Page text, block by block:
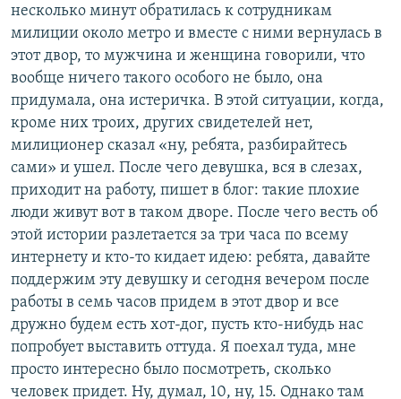
несколько минут обратилась к сотрудникам
милиции около метро и вместе с ними вернулась в
этот двор, то мужчина и женщина говорили, что
вообще ничего такого особого не было, она
придумала, она истеричка. В этой ситуации, когда,
кроме них троих, других свидетелей нет,
милиционер сказал «ну, ребята, разбирайтесь
сами» и ушел. После чего девушка, вся в слезах,
приходит на работу, пишет в блог: такие плохие
люди живут вот в таком дворе. После чего весть об
этой истории разлетается за три часа по всему
интернету и кто-то кидает идею: ребята, давайте
поддержим эту девушку и сегодня вечером после
работы в семь часов придем в этот двор и все
дружно будем есть хот-дог, пусть кто-нибудь нас
попробует выставить оттуда. Я поехал туда, мне
просто интересно было посмотреть, сколько
человек придет. Ну, думал, 10, ну, 15. Однако там